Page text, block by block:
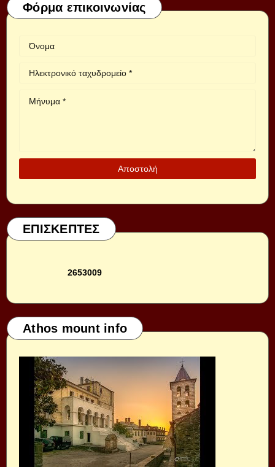
Φόρμα επικοινωνίας
ΕΠΙΣΚΕΠΤΕΣ
2653009
Athos mount info